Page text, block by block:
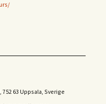
752 63 Uppsala, Sverige